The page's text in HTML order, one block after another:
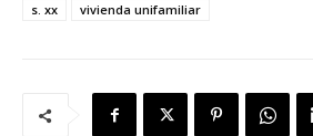
s. xx
vivienda unifamiliar